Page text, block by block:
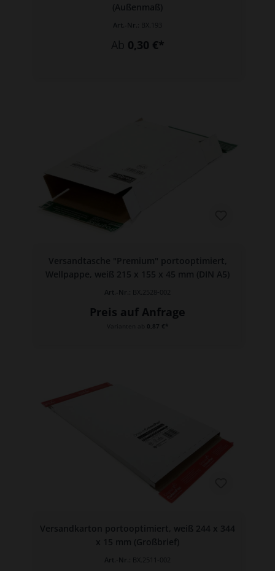
(Außenmaß)
Art.-Nr.:
Ab 0,30 €*
Versandtasche "Premium" portooptimiert,
Wellpappe, weiß 215 x 155 x 45 mm (DIN A5)
Art.-Nr.: BX.2528-002
Preis auf Anfrage
0,87 €*
Versandkarton portooptimiert, weiß 244 x 344
x 15 mm (Großbrief)
Art.-Nr.: